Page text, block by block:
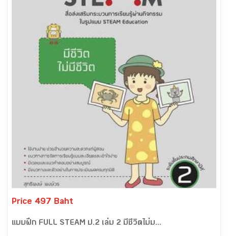
Price 497 Baht
แบบฝึก FULL STEAM ป.2 เล่ม 2 มีชีวิตไม่ม...